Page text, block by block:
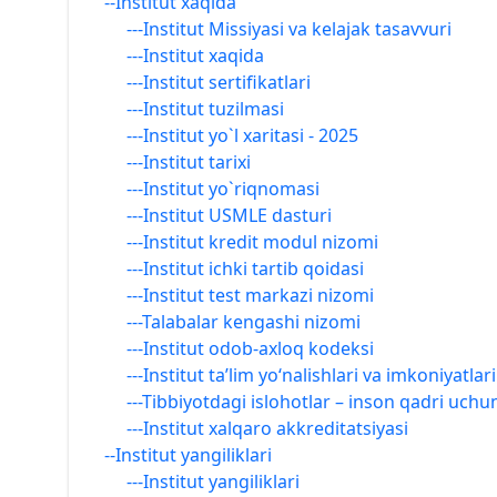
---Institut Missiyasi va kelajak tasavvuri
---Institut xaqida
---Institut sertifikatlari
---Institut tuzilmasi
---Institut yo`l xaritasi - 2025
---Institut tarixi
---Institut yo`riqnomasi
---Institut USMLE dasturi
---Institut kredit modul nizomi
---Institut ichki tartib qoidasi
---Institut test markazi nizomi
---Talabalar kengashi nizomi
---Institut odob-axloq kodeksi
---Institut ta’lim yo‘nalishlari va imkoniyatlari
---Tibbiyotdagi islohotlar – inson qadri
---Institut xalqaro akkreditatsiyasi
--Institut yangiliklari
---Institut yangiliklari